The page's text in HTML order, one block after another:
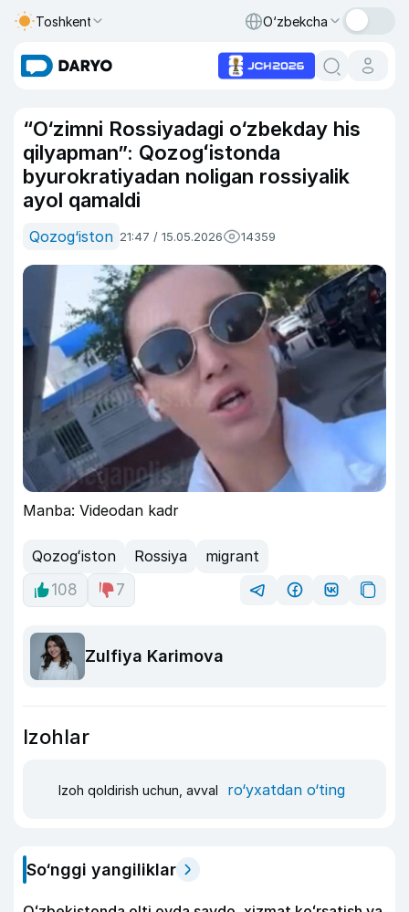
Toshkent O‘zbekcha
“O‘zimni Rossiyadagi o‘zbekday his
qilyapman”: Qozogʻistonda
byurokratiyadan noligan rossiyalik
ayol qamaldi
Qozog‘iston 21:47 / 15.05.2026 14359
Manba: Videodan kadr
Qozogʻiston Rossiya
migrant
108
7
Zulfiya Karimova
Izohlar
Izoh qoldirish uchun, avval ro‘yxatdan o‘ting
So‘nggi yangiliklar